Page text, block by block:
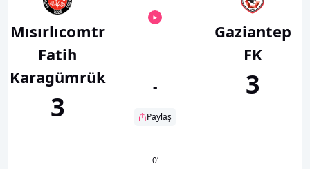
Mısırlıcomtr
Fatih
Karagümrük
3
-
Paylaş
Gaziantep
FK
3
0’